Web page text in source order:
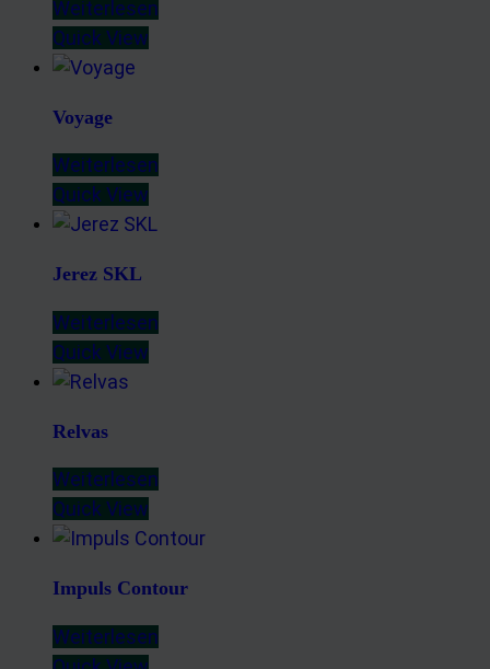
Weiterlesen
Quick View
Voyage
Weiterlesen
Quick View
Jerez SKL
Weiterlesen
Quick View
Relvas
Weiterlesen
Quick View
Impuls Contour
Weiterlesen